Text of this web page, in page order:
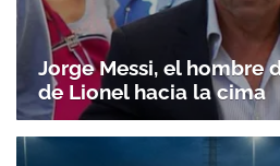
Jorge Messi, el hombre
de Lionel hacia la cima